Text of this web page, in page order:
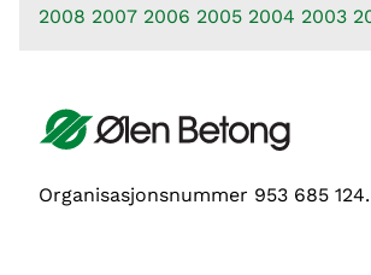
2008 2007 2006 2005 2004 2003
Organisasjonsnummer 953 685 124.